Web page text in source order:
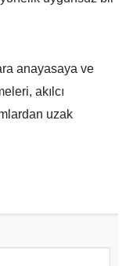
anayasaya ve
akılcı
uzak